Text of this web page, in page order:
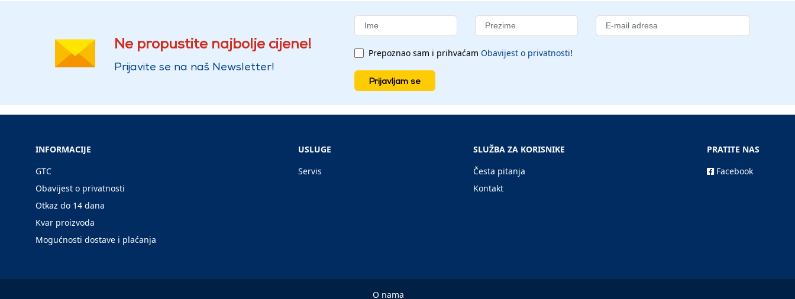
Ne propustite najbolje cijene!
Prijavite se na naš Newsletter!
Prepoznao sam i prihvaćam Obavijest o privatnosti!
Prijavljam se
INFORMACIJE
GTC
Obavijest o privatnosti
Otkaz do 14 dana
Kvar proizvoda
Mogućnosti dostave i plaćanja
USLUGE
Servis
SLUŽBA ZA KORISNIKE
Česta pitanja
Kontakt
PRATITE NAS
Facebook
O nama